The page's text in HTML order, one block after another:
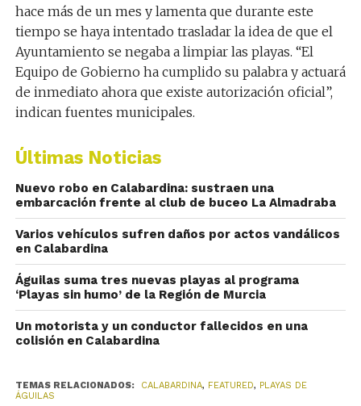
hace más de un mes y lamenta que durante este
tiempo se haya intentado trasladar la idea de que el
Ayuntamiento se negaba a limpiar las playas. “El
Equipo de Gobierno ha cumplido su palabra y actuará
de inmediato ahora que existe autorización oficial”,
indican fuentes municipales.
Últimas Noticias
Nuevo robo en Calabardina: sustraen una
embarcación frente al club de buceo La Almadraba
Varios vehículos sufren daños por actos vandálicos
en Calabardina
Águilas suma tres nuevas playas al programa
‘Playas sin humo’ de la Región de Murcia
Un motorista y un conductor fallecidos en una
colisión en Calabardina
TEMAS RELACIONADOS: CALABARDINA, FEATURED, PLAYAS DE
ÁGUILAS